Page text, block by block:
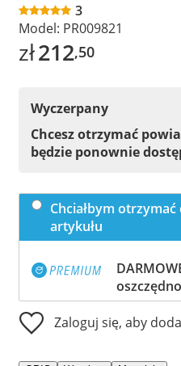
3
Model: PR009821
zł212,50
Wyczerpany
Chcesz otrzymać
będzie ponownie
Chciałbym
artykułu
Zaloguj się, aby